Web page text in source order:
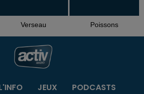
Verseau Poissons
JEUX
PODCASTS